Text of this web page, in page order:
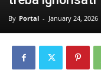
By Portal - January 24, 2026